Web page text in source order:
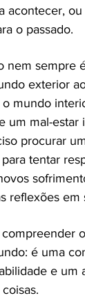
acontecer,
o passado.
nem sempre
exterior
mundo
um mal-
procurar
tentar
reflexões em
é uma
e